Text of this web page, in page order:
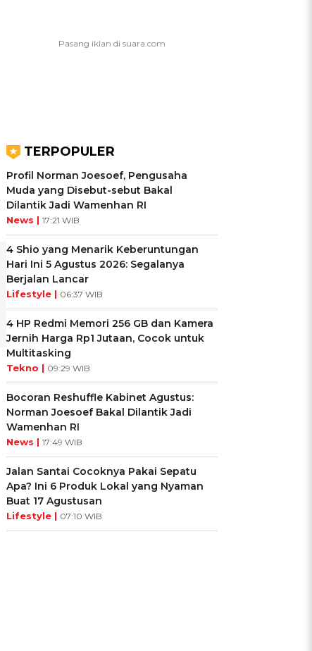
TERPOPULER
Profil Norman Joesoef, Pengusaha
Muda yang Disebut-sebut Bakal
Dilantik Jadi Wamenhan RI
News | 17:21 WIB
4 Shio yang Menarik Keberuntungan
Hari Ini 5 Agustus 2026: Segalanya
Berjalan Lancar
Lifestyle | 06:37 WIB
4 HP Redmi Memori 256 GB dan Kamera
Jernih Harga Rp1 Jutaan, Cocok untuk
Multitasking
Tekno | 09:29 WIB
Bocoran Reshuffle Kabinet Agustus:
Norman Joesoef Bakal Dilantik Jadi
Wamenhan RI
News | 17:49 WIB
Jalan Santai Cocoknya Pakai Sepatu
Apa? Ini 6 Produk Lokal yang Nyaman
Buat 17 Agustusan
Lifestyle | 07:10 WIB